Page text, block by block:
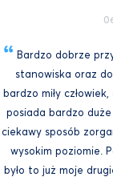
Bardzo dobrze
stanowiska oraz
bardzo miły
posiada bardzo
ciekawy sposób
wysokim poziomie.
było to już moje